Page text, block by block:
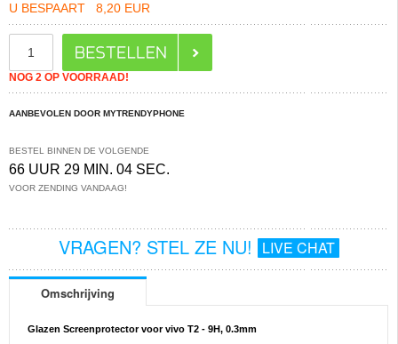
U BESPAART 8,20 EUR
NOG 2 OP VOORRAAD!
AANBEVOLEN DOOR MYTRENDYPHONE
BESTEL BINNEN DE VOLGENDE
66 UUR 29 MIN. 04 SEC.
VOOR ZENDING VANDAAG!
VRAGEN? STEL ZE NU! LIVE CHAT
Omschrijving
Glazen Screenprotector voor vivo T2 - 9H, 0.3mm